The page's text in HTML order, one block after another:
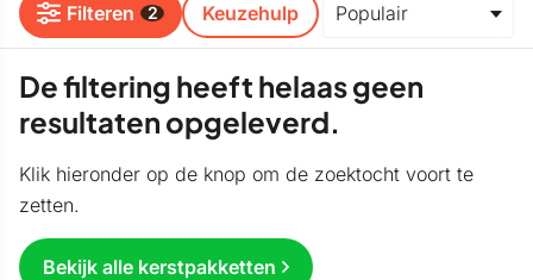
Filteren 2 Keuzehulp
De filtering heeft helaas geen
resultaten opgeleverd.
Klik hieronder op de knop om de zoektocht voort te
zetten.
Bekijk alle kerstpakketten